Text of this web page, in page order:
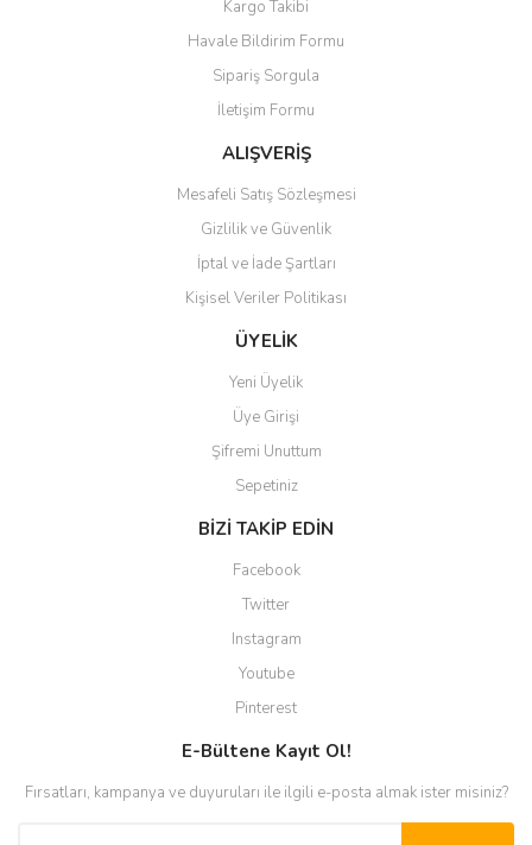
Ürün fiyatı diğer sitelerden daha pahalı.
Bu ürüne benzer farklı alternatifler olmalı.
Gönder
Kargo Takibi
Havale Bildirim Formu
Sipariş Sorgula
İletişim Formu
ALIŞVERİŞ
Mesafeli Satış Sözleşmesi
Gizlilik ve Güvenlik
İptal ve İade Şartları
Kişisel Veriler Politikası
ÜYELİK
Yeni Üyelik
Üye Girişi
Şifremi Unuttum
Sepetiniz
BİZİ TAKİP EDİN
Facebook
Twitter
Instagram
Youtube
Pinterest
E-Bültene Kayıt Ol!
Fırsatları, kampanya ve duyuruları ile ilgili e-posta almak ister misiniz?